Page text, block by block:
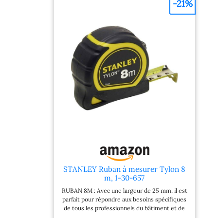
blocage pour prendre les mesures, le système
peut être désactivé pour que le ruban
s’enroule aussitôt dans le boitier Crochet 2
rivets pour une très bonne résistance à
l'arrachement - position du zéro réel pour
réaliser des mesures précises en intérieur et
extérieur - Précision de classe II Confort
d’utilisation : le boitier possède un revêtement
en caoutchouc antidérapant antichocs qui
offre une meilleure adhérence pour une prise
en main optimale lors des manipulations et
une meilleure résistance en cas de chute
Agrafe : elle permet de porter le mètre ruban
STANLEY Ruban à mesurer Tylon 8
m, 1-30-657
RUBAN 8M : Avec une largeur de 25 mm, il est
parfait pour répondre aux besoins spécifiques
de tous les professionnels du bâtiment et de
-21%